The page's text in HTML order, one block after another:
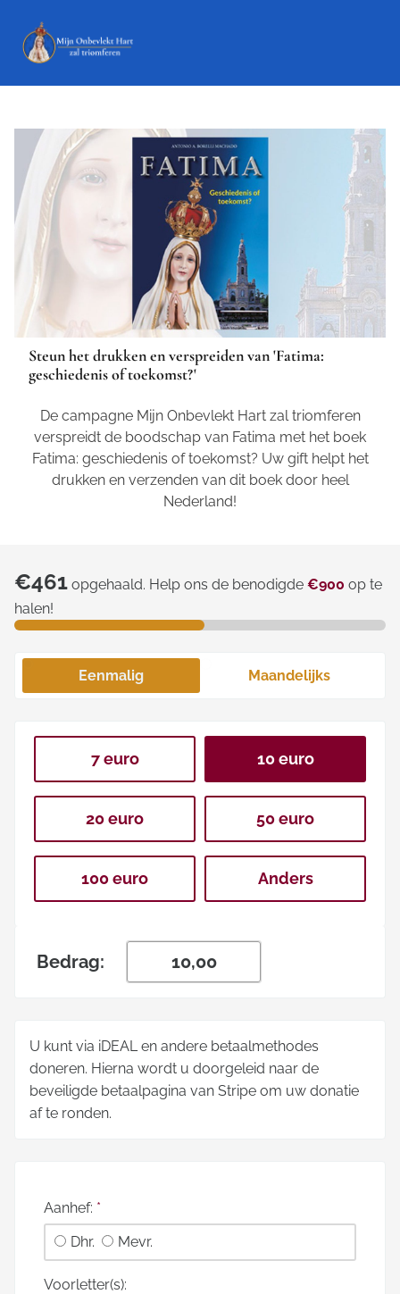
Steun het drukken en verspreiden van 'Fatima:
geschiedenis of toekomst?'
De campagne Mijn Onbevlekt Hart zal triomferen
verspreidt de boodschap van Fatima met het boek
Fatima: geschiedenis of toekomst? Uw gift helpt het
drukken en verzenden van dit boek door heel
Nederland!
€461 opgehaald. Help ons de benodigde €900 op te
halen!
Eenmalig Maandelijks
7 euro 10 euro
20 euro 50 euro
100 euro Anders
Bedrag:
U kunt via iDEAL en andere betaalmethodes
doneren. Hierna wordt u doorgeleid naar de
beveiligde betaalpagina van Stripe om uw donatie
af te ronden.
Aanhef: *
Dhr.
Mevr.
Voorletter(s):